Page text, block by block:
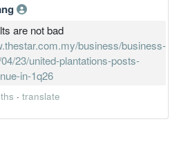
are not bad
business/business-
23/united-plantations-posts-
in-1q26
· translate